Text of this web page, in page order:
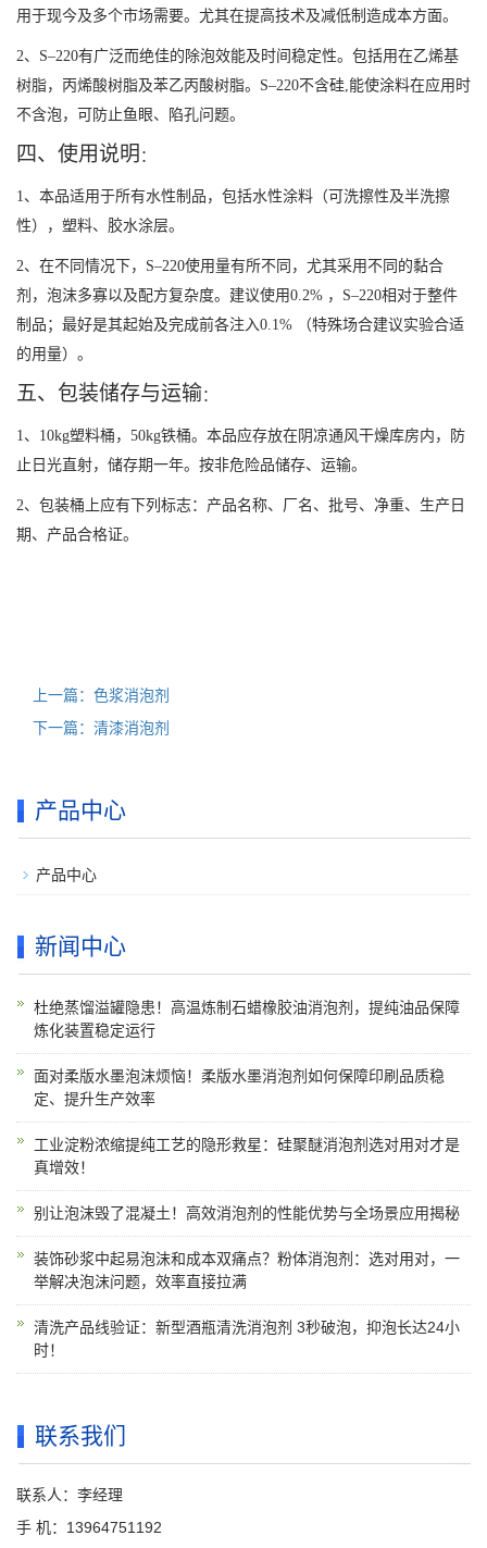
用于现今及多个市场需要。尤其在提高技术及减低制造成本方面。
2、 S–220有广泛而绝佳的除泡效能及时间稳定性。包括用在乙烯基
树脂，丙烯酸树脂及苯乙丙酸树脂。 S–220不含硅,能使涂料在应用时
不含泡，可防止鱼眼、陷孔问题。
四、 使用说明 ：
1、本品适用于所有水性制品，包括水性涂料（可洗擦性及半洗擦
性），塑料、胶水涂层。
2、在不同情况下， S–220使用量有所不同，尤其采用不同的黏合
剂，泡沫多寡以及配方复杂度。建议使用0.2% ， S–220相对于整件
制品；最好是其起始及完成前各注入0.1%
（特殊场合建议实验合适
的用量）。
五、 包装储存与运输：
1、 10kg塑料桶， 50kg铁桶。本品应存放在阴凉通风干燥库房内，防
止日光直射，储存期一年。按非危险品储存、运输。
2、 包装桶上应有下列标志：产品名称、厂名、批号、净重、生产日
期、产品合格证。
上一篇：色浆消泡剂
下一篇：清漆消泡剂
产品中心
产品中心
新闻中心
杜绝蒸馏溢罐隐患！高温炼制石蜡橡胶油消泡剂，提纯油品保障
炼化装置稳定运行
面对柔版水墨泡沫烦恼！柔版水墨消泡剂如何保障印刷品质稳
定、提升生产效率
工业淀粉浓缩提纯工艺的隐形救星：硅聚醚消泡剂选对用对才是
真增效！
别让泡沫毁了混凝土！高效消泡剂的性能优势与全场景应用揭秘
装饰砂浆中起易泡沫和成本双痛点？粉体消泡剂：选对用对，一
举解决泡沫问题，效率直接拉满
清洗产品线验证：新型酒瓶清洗消泡剂 3秒破泡，抑泡长达24小
时！
联系我们
联系人：李经理
手 机：13964751192